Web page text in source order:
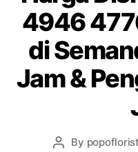
4946
di
Jam &
By popoflorist